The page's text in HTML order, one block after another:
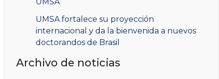
UMSA fortalece su proyección
internacional y da la bienvenida a nuevos
doctorandos de Brasil
Archivo de noticias